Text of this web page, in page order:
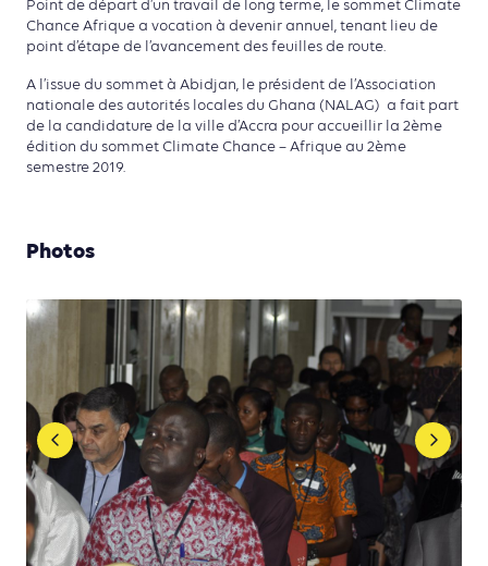
Point de départ d’un travail de long terme, le sommet Climate
Chance Afrique a vocation à devenir annuel, tenant lieu de
point d’étape de l’avancement des feuilles de route.
A l’issue du sommet à Abidjan, le président de l’Association
nationale des autorités locales du Ghana (NALAG) a fait part
de la candidature de la ville d’Accra pour accueillir la 2ème
édition du sommet Climate Chance – Afrique au 2ème
semestre 2019.
Photos